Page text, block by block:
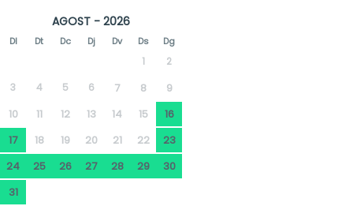
AGOST - 2026
Dl Dt Dc Dj Dv Ds Dg
1
2
3
4 5 6 7 8
9
10
11 12 13 14 15
16
17
18 19 20 21 22
23
24
25 26 27 28 29
30
31